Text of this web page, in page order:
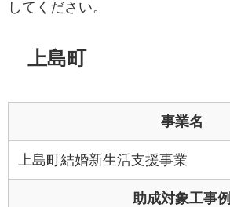
してください。
上島町
事業名
上島町結婚新生活支援事業
助成対象工事例